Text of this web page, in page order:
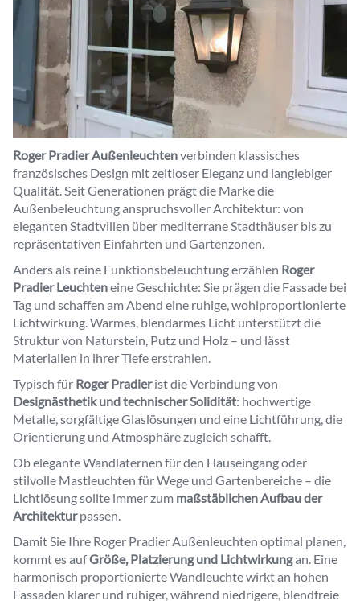
Roger Pradier Außenleuchtenverbinden klassisches
französisches Design mit zeitloser Eleganz und langlebiger
Qualität. Seit Generationen prägt die Marke die
Außenbeleuchtung anspruchsvoller Architektur: von
eleganten Stadtvillen über mediterrane Stadthäuser bis zu
repräsentativen Einfahrten und Gartenzonen.
Anders als reine Funktionsbeleuchtung erzählen Roger
Pradier Leuchteneine Geschichte: Sie prägen die Fassade bei
Tag und schaffen am Abend eine ruhige, wohlproportionierte
Lichtwirkung. Warmes, blendarmes Licht unterstützt die
Struktur von Naturstein, Putz und Holz – und lässt
Materialien in ihrer Tiefe erstrahlen.
Typisch für Roger Pradierist die Verbindung von
Designästhetik und technischer Solidität: hochwertige
Metalle, sorgfältige Glaslösungen und eine Lichtführung, die
Orientierung und Atmosphäre zugleich schafft.
Ob elegante Wandlaternen für den Hauseingang oder
stilvolle Mastleuchten für Wege und Gartenbereiche – die
Lichtlösung sollte immer zum maßstäblichen Aufbau der
Architekturpassen.
Damit Sie Ihre Roger Pradier Außenleuchten optimal planen,
kommt es aufGröße, Platzierung und Lichtwirkungan. Eine
harmonisch proportionierte Wandleuchte wirkt an hohen
Fassaden klarer und ruhiger, während niedrigere, blendfreie